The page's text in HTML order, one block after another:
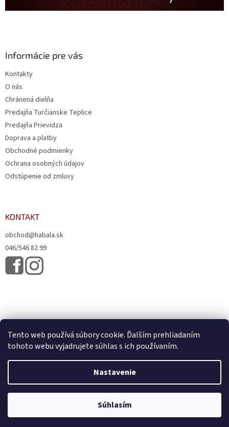
Tento web používá súbory cookie. Ďalším prehliadaním
tohoto webu vyjadrujete súhlas s ich používaním.
Nastavenie
Súhlasím
Informácie pre vás
Kontakty
O nás
Chránená dielňa
Predajňa Turčianske Teplice
Predajňa Prievidza
Doprava a platby
Obchodné podmienky
Ochrana osobných údajov
Odstúpenie od zmluvy
KONTAKT
obchod@habala.sk
046/546 82 99
Copyright 2026HABALA, s.r.o.. Všetky práva vyhradené.Upraviť
nastavenie cookies